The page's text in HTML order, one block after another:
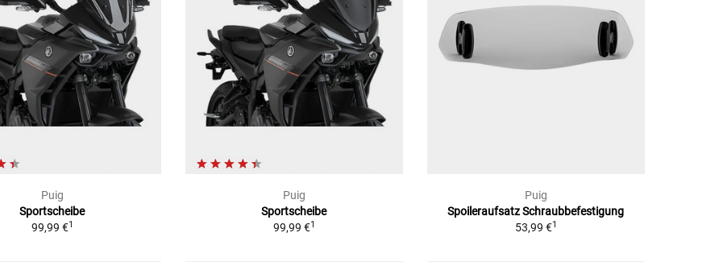
Puig
Sportscheibe
99,99 €1
Puig
Sportscheibe
99,99 €1
Puig
Spoileraufsatz Schraubbefestigung
53,99 €1